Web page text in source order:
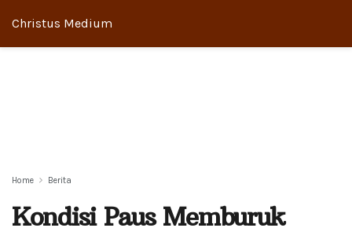
Christus Medium
Home Berita
Kondisi Paus Memburuk